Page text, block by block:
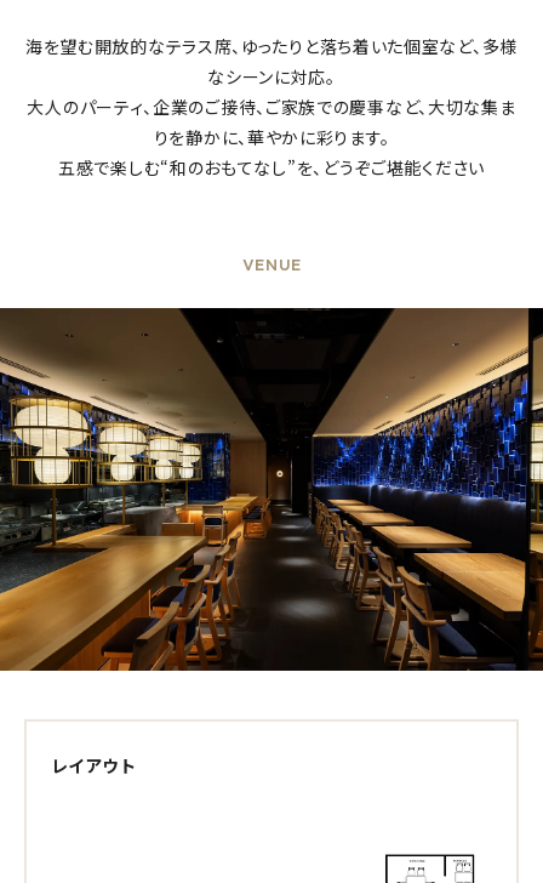
海を望む開放的なテラス席、ゆったりと落ち着いた個室など、多様
なシーンに対応。
大人のパーティ、企業のご接待、ご家族での慶事など、大切な集ま
りを静かに、華やかに彩ります。
五感で楽しむ“和のおもてなし”を、どうぞご堪能ください
VENUE
レイアウト